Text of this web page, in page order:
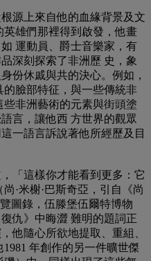
源上來自他的血緣背景及文
雄們那裡得到啟發，他畫
運動員、爵士音樂家，有
深刻探索了非洲歷 史，象
份休戚與共的決心。例如，
臉部特征，與一些傳統非
非洲藝術的元素與街頭塗
言，讓他西 方世界的觀眾
一語言訴說著他所經歷及目
「這樣你才能看到更多：它
·米榭·巴斯奇亞，引自《尚
圖錄，伍滕堡伍爾特博物
仇》中晦澀 難明的題詞正
他隨心所欲地提取、重組、
年創作的另一件曠世傑